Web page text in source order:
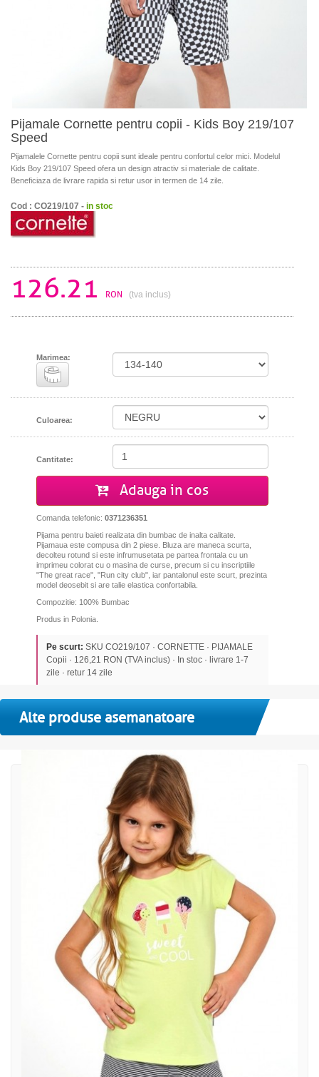
Pijamale Cornette pentru copii - Kids Boy 219/107
Speed
Pijamalele Cornette pentru copii sunt ideale pentru confortul celor mici. Modelul
Kids Boy 219/107 Speed ofera un design atractiv si materiale de calitate.
Beneficiaza de livrare rapida si retur usor in termen de 14 zile.
Cod : CO219/107 - in stoc
126.21 RON (tva inclus)
Marimea:
Culoarea:
Cantitate:
Adauga in cos
Comanda telefonic: 0371236351
Pijama pentru baieti realizata din bumbac de inalta calitate.
Pijamaua este compusa din 2 piese. Bluza are maneca scurta,
decolteu rotund si este infrumusetata pe partea frontala cu un
imprimeu colorat cu o masina de curse, precum si cu inscriptiile
"The great race", "Run city club", iar pantalonul este scurt, prezinta
model deosebit si are talie elastica confortabila.
Compozitie: 100% Bumbac
Produs in Polonia.
Pe scurt: SKU CO219/107 · CORNETTE · PIJAMALE
Copii · 126,21 RON (TVA inclus) · In stoc · livrare 1-7
zile · retur 14 zile
Alte produse asemanatoare